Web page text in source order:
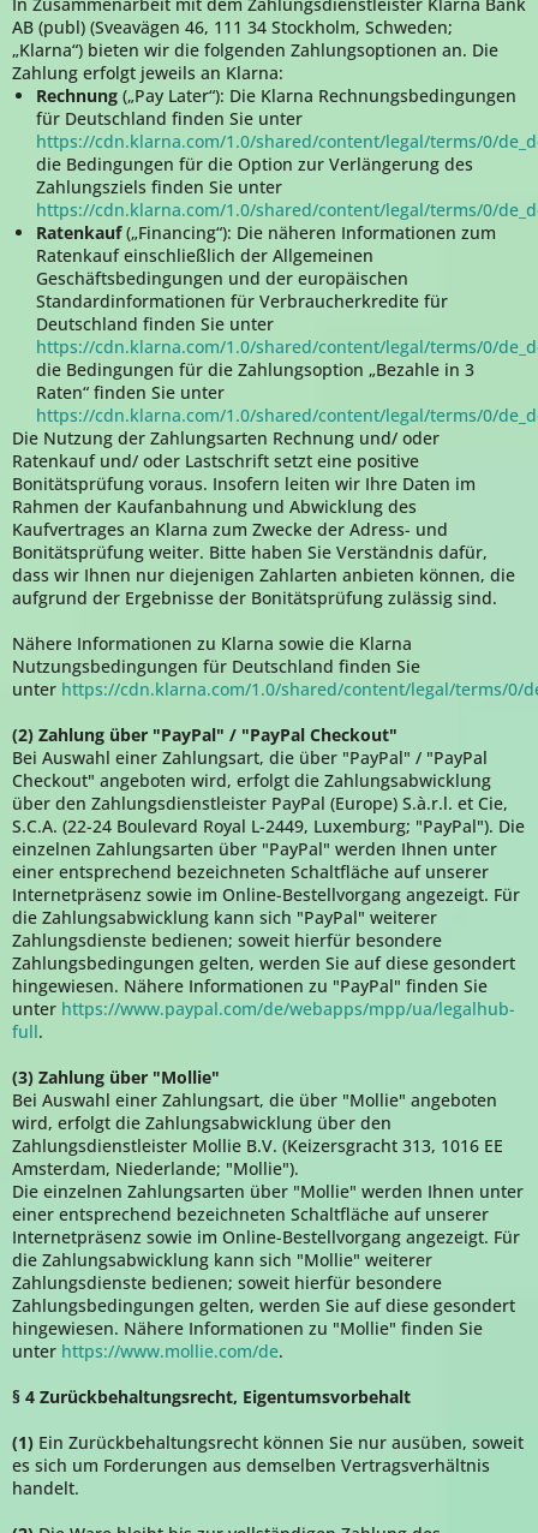
AB (publ) (Sveavägen 46, 111 34 Stockholm, Schweden;
„Klarna“) bieten wir die folgenden Zahlungsoptionen an. Die
Zahlung erfolgt jeweils an Klarna:
Rechnung („Pay Later“): Die Klarna Rechnungsbedingungen
für Deutschland finden Sie unter
https://cdn.klarna.com/1.0/shared/content/legal/terms/0/
die Bedingungen für die Option zur Verlängerung des
Zahlungsziels finden Sie unter
https://cdn.klarna.com/1.0/shared/content/legal/terms/0/
Ratenkauf(„Financing“): Die näheren Informationen zum
Ratenkauf einschließlich der Allgemeinen
Geschäftsbedingungen und der europäischen
Standardinformationen für Verbraucherkredite für
Deutschland finden Sie unter
https://cdn.klarna.com/1.0/shared/content/legal/terms/0/
die Bedingungen für die Zahlungsoption „Bezahle in 3
Raten“ finden Sie unter
https://cdn.klarna.com/1.0/shared/content/legal/terms/0/
Die Nutzung der Zahlungsarten Rechnung und/ oder
Ratenkauf und/ oder Lastschrift setzt eine positive
Bonitätsprüfung voraus. Insofern leiten wir Ihre Daten im
Rahmen der Kaufanbahnung und Abwicklung des
Kaufvertrages an Klarna zum Zwecke der Adress- und
Bonitätsprüfung weiter. Bitte haben Sie Verständnis dafür,
dass wir Ihnen nur diejenigen Zahlarten anbieten können, die
aufgrund der Ergebnisse der Bonitätsprüfung zulässig sind.
Nähere Informationen zu Klarna sowie die Klarna
Nutzungsbedingungen für Deutschland finden Sie
unter https://cdn.klarna.com/1.0/shared/content/legal/terms/0/
(2) Zahlung über "PayPal" / "PayPal Checkout"
Bei Auswahl einer Zahlungsart, die über "PayPal" / "PayPal
Checkout" angeboten wird, erfolgt die Zahlungsabwicklung
über den Zahlungsdienstleister PayPal (Europe) S.à.r.l. et Cie,
S.C.A. (22-24 Boulevard Royal L-2449, Luxemburg; "PayPal"). Die
einzelnen Zahlungsarten über "PayPal" werden Ihnen unter
einer entsprechend bezeichneten Schaltfläche auf unserer
Internetpräsenz sowie im Online-Bestellvorgang angezeigt. Für
die Zahlungsabwicklung kann sich "PayPal" weiterer
Zahlungsdienste bedienen; soweit hierfür besondere
Zahlungsbedingungen gelten, werden Sie auf diese gesondert
hingewiesen. Nähere Informationen zu "PayPal" finden Sie
unter https://www.paypal.com/de/webapps/mpp/ua/legalhub-
full.
(3) Zahlung über "Mollie"
Bei Auswahl einer Zahlungsart, die über "Mollie" angeboten
wird, erfolgt die Zahlungsabwicklung über den
Zahlungsdienstleister Mollie B.V. (Keizersgracht 313, 1016 EE
Amsterdam, Niederlande; "Mollie").
Die einzelnen Zahlungsarten über "Mollie" werden Ihnen unter
einer entsprechend bezeichneten Schaltfläche auf unserer
Internetpräsenz sowie im Online-Bestellvorgang angezeigt. Für
die Zahlungsabwicklung kann sich "Mollie" weiterer
Zahlungsdienste bedienen; soweit hierfür besondere
Zahlungsbedingungen gelten, werden Sie auf diese gesondert
hingewiesen. Nähere Informationen zu "Mollie" finden Sie
unter https://www.mollie.com/de.
§ 4 Zurückbehaltungsrecht, Eigentumsvorbehalt
(1) Ein Zurückbehaltungsrecht können Sie nur ausüben, soweit
es sich um Forderungen aus demselben Vertragsverhältnis
handelt.